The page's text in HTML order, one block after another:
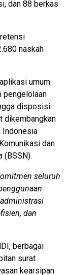
dan 88 berkas
naskah
umum
pengelolaan
disposisi
dikembangkan
Indonesia
dan
(BSSN).
seluruh
dan
berbagai
surat
kearsipan